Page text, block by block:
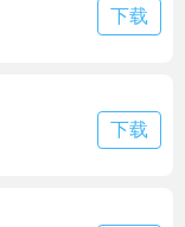
下载
下载